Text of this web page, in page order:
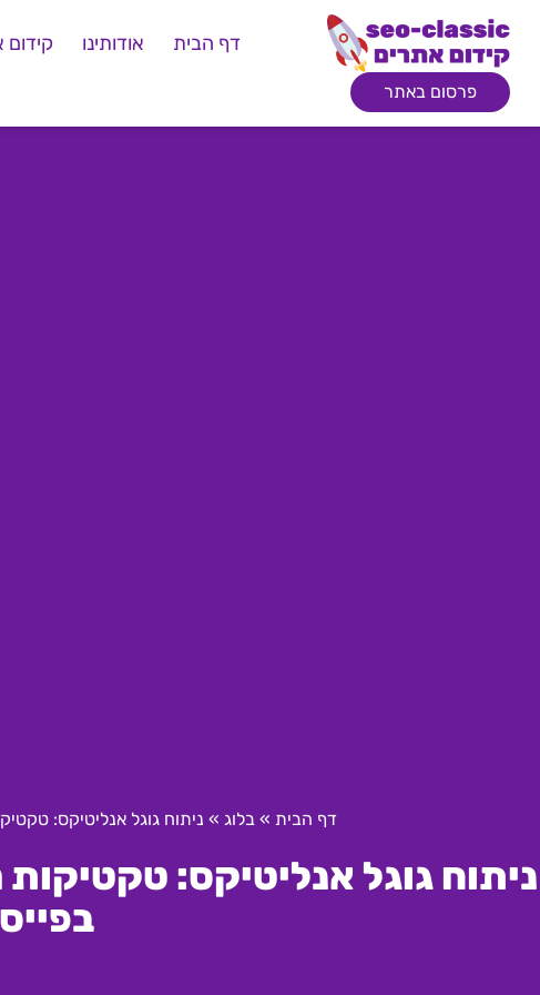
דף הבית אודותינו קידום
פרסום באתר
דף הבית » בלוג » ניתוח גוגל אנליטיקס:
ניתוח גוגל אנליטיקס: